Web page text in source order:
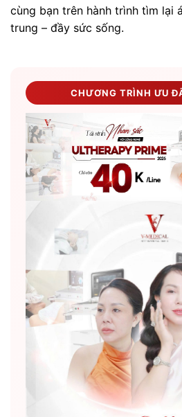
cùng bạn trên hành trình tìm lại
trung – đầy sức sống.
CHƯƠNG TRÌNH ƯU